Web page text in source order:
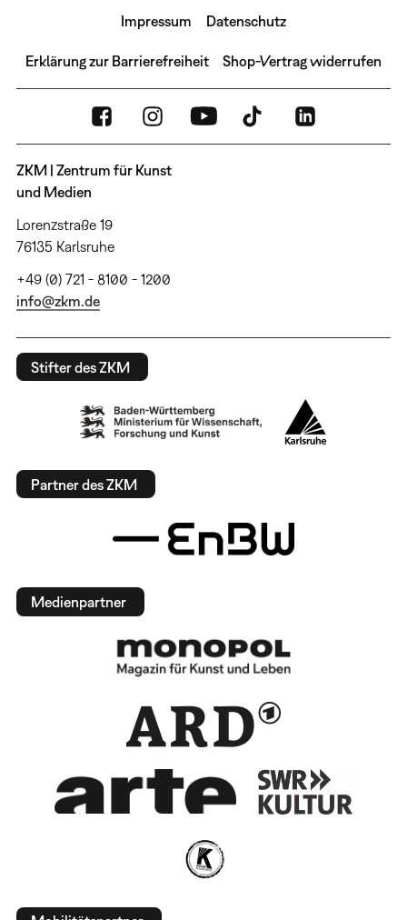
Impressum Datenschutz
Erklärung zur Barrierefreiheit Shop-Vertrag widerrufen
ZKM | Zentrum für Kunst
und Medien
Lorenzstraße 19
76135 Karlsruhe
+49 (0) 721 - 8100 - 1200
info@zkm.de
Stifter des ZKM
Partner des ZKM
Medienpartner